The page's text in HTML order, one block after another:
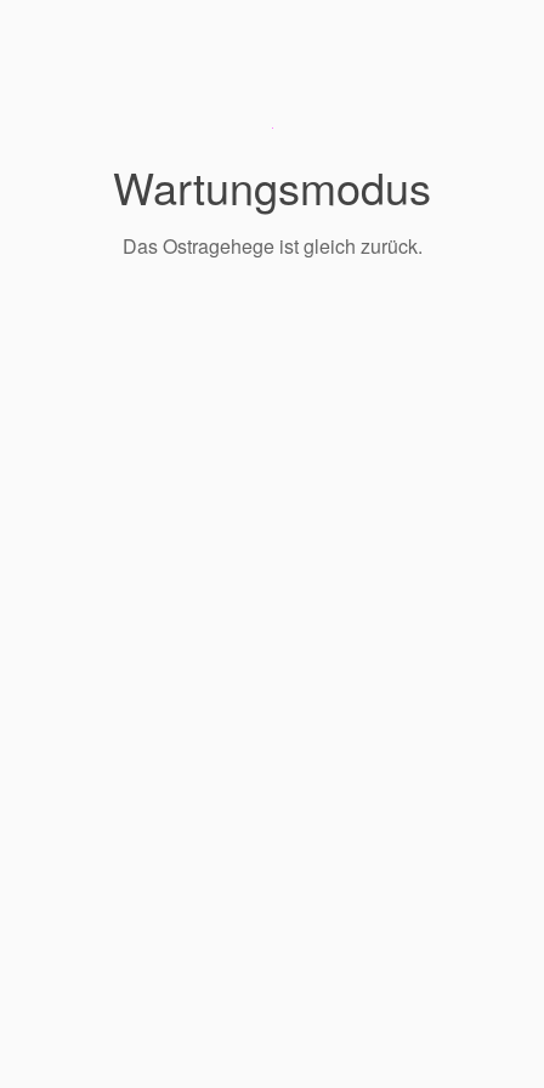
Wartungsmodus
Das Ostragehege ist gleich zurück.